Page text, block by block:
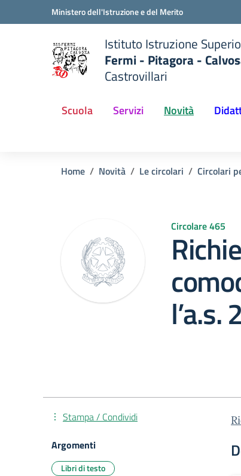
Vai ai contenuti
Vai al menu di navigazioneMinistero dell'Istruzione e del Merito
Istituto Istruzione
Fermi - Pitagora -
Castrovillari
Scuola Servizi Novità
Home Novità Le circolari Circolari
Circolare 465
Stampa / Condividi
Argomenti
Libri di testo